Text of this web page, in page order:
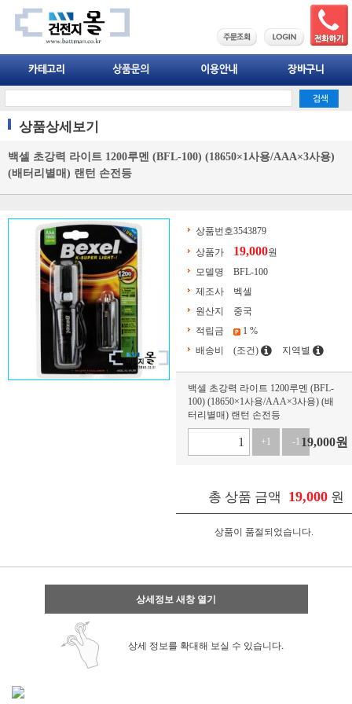
상품상세보기
백셀 초강력 라이트 1200루멘 (BFL-100) (18650×1사용/AAA×3사용)
(배터리별매) 랜턴 손전등
상품번호3543879
상품가
19,000원
모델명
BFL-100
제조사
벡셀
원산지
중국
적립금
1 %
배송비
(조건) 지역별
백셀 초강력 라이트 1200루멘 (BFL-
100) (18650×1사용/AAA×3사용) (배
터리별매) 랜턴 손전등
+1 -1 19,000원
총 상품 금액 19,000 원
상품이 품절되었습니다.
상세정보 새창 열기
상세 정보를 확대해 보실 수 있습니다.